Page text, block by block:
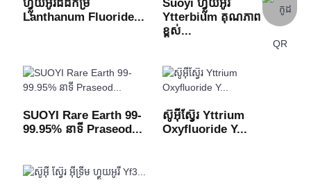
ហ្វ្លុយអូរីដីដ៏កម្រ
Lanthanum Fluoride...
Suoyi ហ្វ្លុយអូរី
Ytterbium គុណភាព
ខ្ពស់...
SUOYI Rare Earth 99-
99.95% នាទី Praseod...
ស៊ូអ៊ីស្វ៊ែរ Yttrium
Oxyfluoride Y...